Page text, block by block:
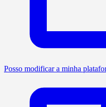
Posso modificar a minha